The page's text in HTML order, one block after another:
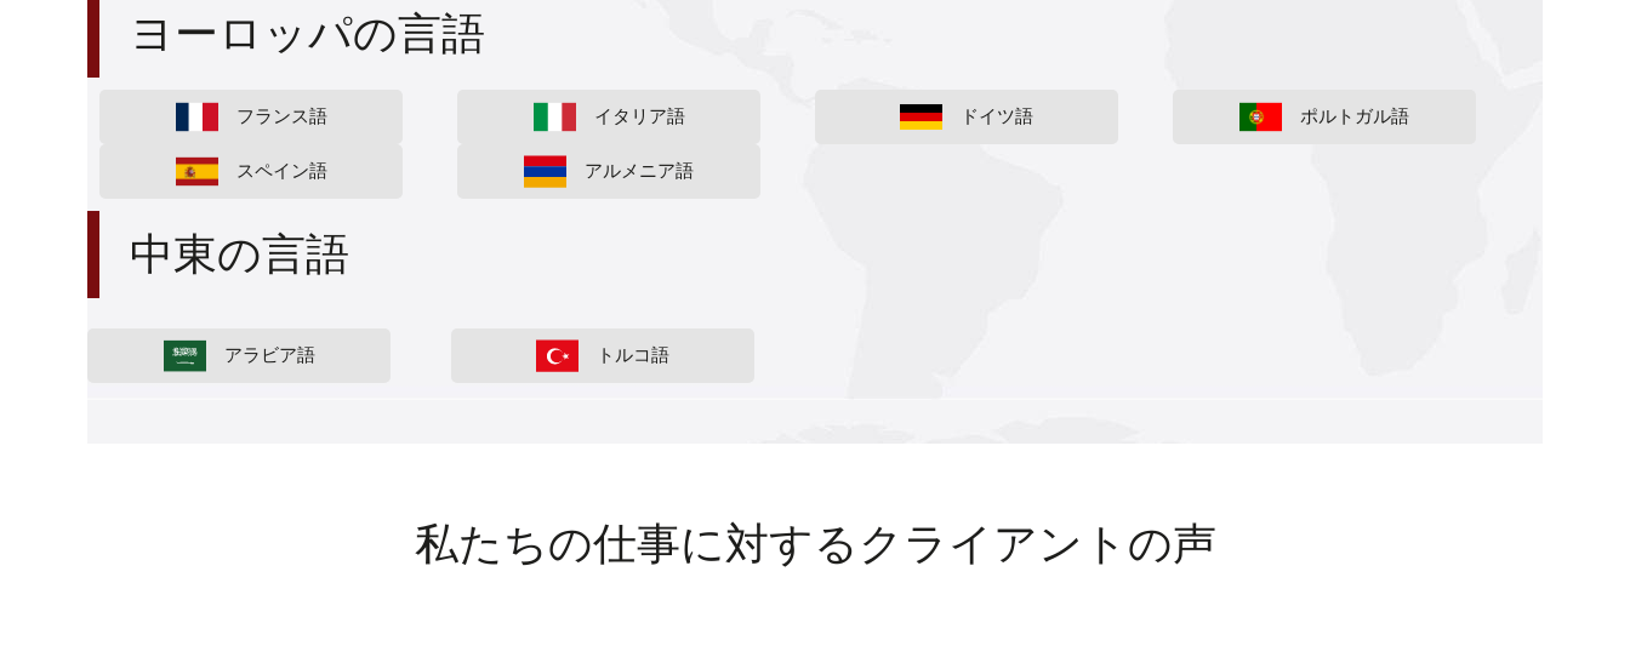
ヨーロッパの言語
フランス語 イタリア語 ドイツ語 ポルトガル語
スペイン語 アルメニア語
中東の言語
アラビア語 トルコ語
私たちの仕事に対するクライアントの声